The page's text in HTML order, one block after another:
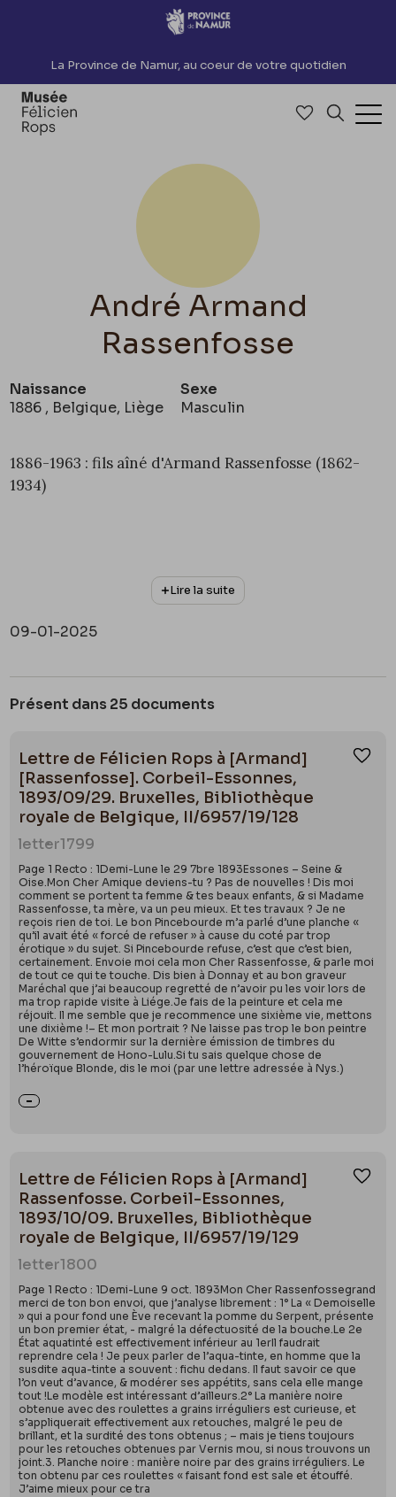
Accèder directement au contenu
La Province de Namur, au coeur de votre quotidien
Accéder à
André Armand
Rassenfosse
Naissance
1886 , Belgique, Liège
Sexe
Masculin
1886-1963 : fils aîné d'Armand Rassenfosse (1862-
1934)
Lire la suite
09-01-2025
Présent dans 25 documents
Lettre de Félicien Rops à [Armand]
[Rassenfosse]. Corbeil-Essonnes,
1893/09/29. Bruxelles, Bibliothèque
royale de Belgique, II/6957/19/128
letter1799
Page 1 Recto : 1Demi-Lune le 29 7bre 1893Essones – Seine &
Oise.Mon Cher Amique deviens-tu ? Pas de nouvelles ! Dis moi
comment se portent ta femme & tes beaux enfants, & si Madame
Rassenfosse, ta mère, va un peu mieux. Et tes travaux ? Je ne
reçois rien de toi. Le bon Pincebourde m’a parlé d’une planche «
qu’il avait été « forcé de refuser » à cause du coté par trop
érotique » du sujet. Si Pincebourde refuse, c’est que c’est bien,
certainement. Envoie moi cela mon Cher Rassenfosse, & parle moi
de tout ce qui te touche. Dis bien à Donnay et au bon graveur
Maréchal que j’ai beaucoup regretté de n’avoir pu les voir lors de
ma trop rapide visite à Liége.Je fais de la peinture et cela me
réjouit. Il me semble que je recommence une sixième vie, mettons
une dixième !– Et mon portrait ? Ne laisse pas trop le bon peintre
De Witte s’endormir sur la dernière émission de timbres du
gouvernement de Hono-Lulu.Si tu sais quelque chose de
l’héroïque Blonde, dis le moi (par une lettre adressée à Nys.)
Lettre de Félicien Rops à [Armand]
Rassenfosse. Corbeil-Essonnes,
1893/10/09. Bruxelles, Bibliothèque
royale de Belgique, II/6957/19/129
letter1800
Page 1 Recto : 1Demi-Lune 9 oct. 1893Mon Cher Rassenfossegrand
merci de ton bon envoi, que j’analyse librement : 1° La « Demoiselle
» qui a pour fond une Ève recevant la pomme du Serpent, présente
un bon premier état, - malgré la défectuosité de la bouche.Le 2e
État aquatinté est effectivement inférieur au 1erIl faudrait
reprendre cela ! Je peux parler de l’aqua-tinte, en homme que la
susdite aqua-tinte a souvent : fichu dedans. Il faut savoir ce que
l’on veut d’avance, & modérer ses appétits, sans cela elle mange
tout !Le modèle est intéressant d’ailleurs.2° La manière noire
obtenue avec des roulettes a grains irréguliers est curieuse, et
s’appliquerait effectivement aux retouches, malgré le peu de
brillant, et la surdité des tons obtenus ; – mais je tiens toujours
pour les retouches obtenues par Vernis mou, si nous trouvons un
joint.3. Planche noire : manière noire par des grains irréguliers. Le
ton obtenu par ces roulettes « faisant fond est sale et étouffé.
J’aime mieux pour ce tra